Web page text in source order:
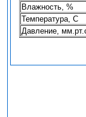
Влажность, %
Температура, С
Давление,